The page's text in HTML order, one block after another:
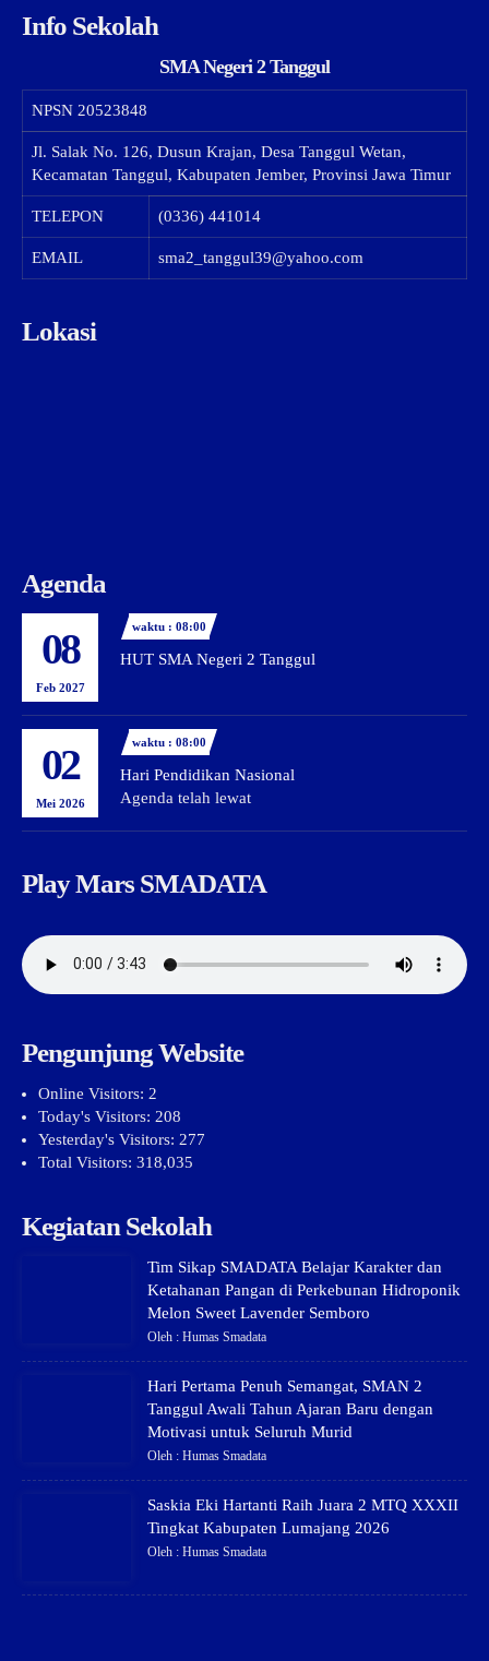
Info Sekolah
SMA Negeri 2 Tanggul
NPSN 20523848
Jl. Salak No. 126, Dusun Krajan, Desa Tanggul Wetan,
Kecamatan Tanggul, Kabupaten Jember, Provinsi Jawa Timur
TELEPON (0336) 441014
EMAIL sma2_tanggul39@yahoo.com
Lokasi
Agenda
08
Feb 2027
waktu : 08:00
HUT SMA Negeri 2 Tanggul
02
Mei 2026
waktu : 08:00
Hari Pendidikan Nasional
Agenda telah lewat
Play Mars SMADATA
Pengunjung Website
Online Visitors: 2
Today's Visitors: 208
Yesterday's Visitors: 277
Total Visitors: 318,035
Kegiatan Sekolah
Tim Sikap SMADATA Belajar Karakter dan
Ketahanan Pangan di Perkebunan Hidroponik
Melon Sweet Lavender Semboro
Oleh : Humas Smadata
Hari Pertama Penuh Semangat, SMAN 2
Tanggul Awali Tahun Ajaran Baru dengan
Motivasi untuk Seluruh Murid
Oleh : Humas Smadata
Saskia Eki Hartanti Raih Juara 2 MTQ XXXII
Tingkat Kabupaten Lumajang 2026
Oleh : Humas Smadata